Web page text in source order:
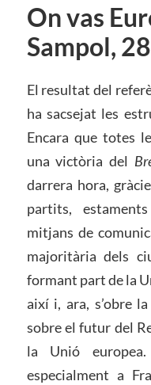
On vas
Sampol,
El resultat del
ha sacsejat les
Encara que totes
una victòria del
darrera hora,
partits,
mitjans de
majoritària dels
formant part de la
així i, ara, s’obre
sobre el futur del
la Unió
especialment a